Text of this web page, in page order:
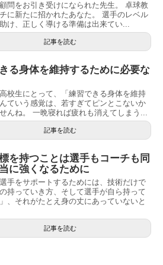
問をお引き受けになられた先生。 卓球教
に新たに招かれたあなた。 選手のレベル
け、正しく導ける準備は出来てい...
記事を読む
る身体を維持するために必要な
校生にとって、「練習できる身体を維持
ていう感覚は、若すぎてピンとこないか
んね。 一晩寝れば疲れも消えてしまう...
記事を読む
を持つことは選手もコーチも同
に強くなるために
手をサポートするためには、技術だけで
持っていき方、そして選手が自ら持って
、それがたとえ身の丈にあっていないと
記事を読む